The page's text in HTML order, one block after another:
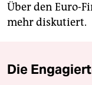
Über den Euro-
mehr diskutiert.
Die